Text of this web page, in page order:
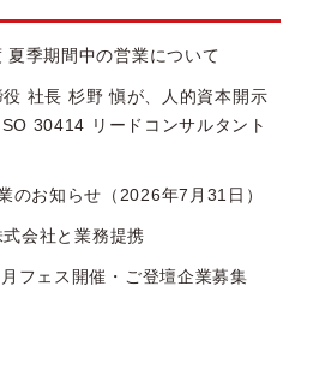
夏季期間中の営業について
社長 杉野 愼が、人的資本開示
30414 リードコンサルタント
のお知らせ（2026年7月31日）
会社と業務提携
フェス開催・ご登壇企業募集